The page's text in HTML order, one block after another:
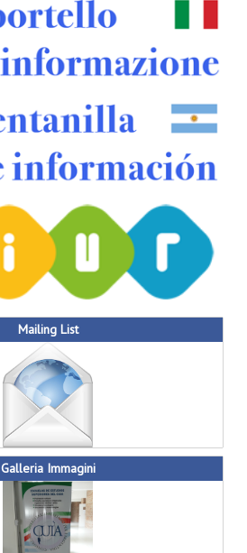
Mailing List
Galleria Immagini